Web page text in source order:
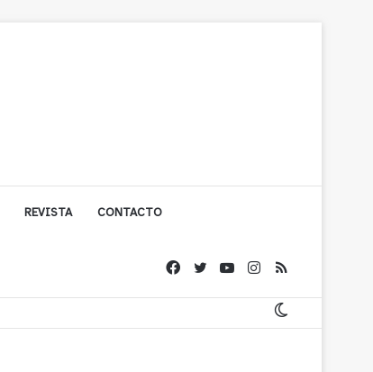
REVISTA CONTACTO